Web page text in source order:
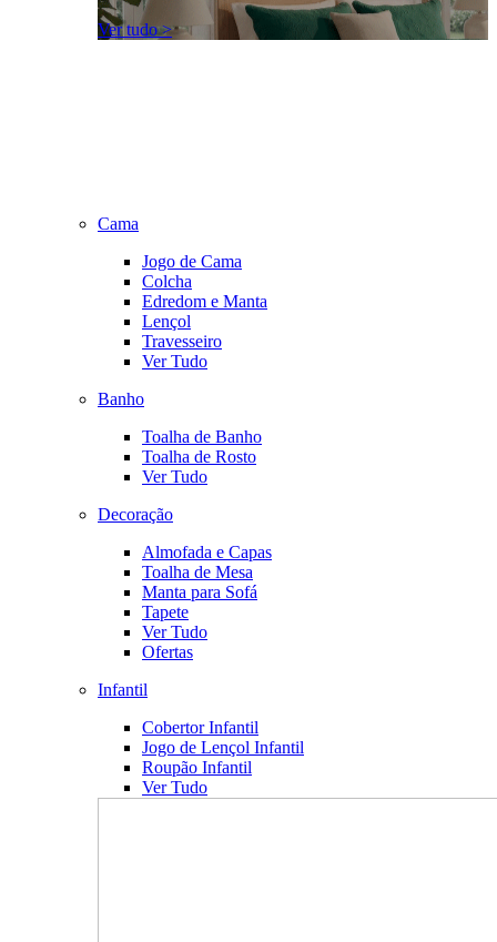
Ver tudo >
Cama
Jogo de Cama
Colcha
Edredom e Manta
Lençol
Travesseiro
Ver Tudo
Banho
Toalha de Banho
Toalha de Rosto
Ver Tudo
Decoração
Almofada e Capas
Toalha de Mesa
Manta para Sofá
Tapete
Ver Tudo
Ofertas
Infantil
Cobertor Infantil
Jogo de Lençol Infantil
Roupão Infantil
Ver Tudo